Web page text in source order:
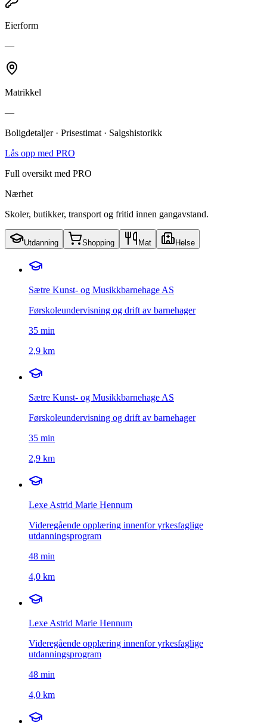
Eierform
—
Matrikkel
—
Boligdetaljer · Prisestimat · Salgshistorikk
Lås opp med PRO
Full oversikt med PRO
Nærhet
Skoler, butikker, transport og fritid innen gangavstand.
Utdanning Shopping Mat Helse
Sætre Kunst- og Musikkbarnehage AS
Førskoleundervisning og drift av barnehager
35 min
2,9 km
Sætre Kunst- og Musikkbarnehage AS
Førskoleundervisning og drift av barnehager
35 min
2,9 km
Lexe Astrid Marie Hennum
Videregående opplæring innenfor yrkesfaglige
utdanningsprogram
48 min
4,0 km
Lexe Astrid Marie Hennum
Videregående opplæring innenfor yrkesfaglige
utdanningsprogram
48 min
4,0 km